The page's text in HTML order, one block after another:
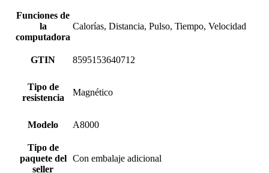
Funciones de
la
computadora
Calorías, Distancia, Pulso, Tiempo, Velocidad
GTIN 8595153640712
Tipo de
resistencia
Magnético
Modelo A8000
Tipo de
paquete del
seller
Con embalaje adicional